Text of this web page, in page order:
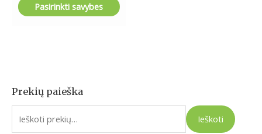
Prekių paieška
I
e
Ieškoti
Pasirinkti savybes